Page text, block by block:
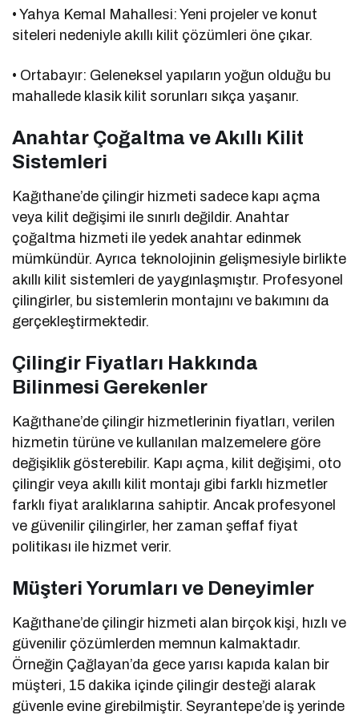
• Yahya Kemal Mahallesi: Yeni projeler ve konut
siteleri nedeniyle akıllı kilit çözümleri öne çıkar.
• Ortabayır: Geleneksel yapıların yoğun olduğu bu
mahallede klasik kilit sorunları sıkça yaşanır.
Anahtar Çoğaltma ve Akıllı Kilit
Sistemleri
Kağıthane’de çilingir hizmeti sadece kapı açma
veya kilit değişimi ile sınırlı değildir. Anahtar
çoğaltma hizmeti ile yedek anahtar edinmek
mümkündür. Ayrıca teknolojinin gelişmesiyle birlikte
akıllı kilit sistemleri de yaygınlaşmıştır. Profesyonel
çilingirler, bu sistemlerin montajını ve bakımını da
gerçekleştirmektedir.
Çilingir Fiyatları Hakkında
Bilinmesi Gerekenler
Kağıthane’de çilingir hizmetlerinin fiyatları, verilen
hizmetin türüne ve kullanılan malzemelere göre
değişiklik gösterebilir. Kapı açma, kilit değişimi, oto
çilingir veya akıllı kilit montajı gibi farklı hizmetler
farklı fiyat aralıklarına sahiptir. Ancak profesyonel
ve güvenilir çilingirler, her zaman şeffaf fiyat
politikası ile hizmet verir.
Müşteri Yorumları ve Deneyimler
Kağıthane’de çilingir hizmeti alan birçok kişi, hızlı ve
güvenilir çözümlerden memnun kalmaktadır.
Örneğin Çağlayan’da gece yarısı kapıda kalan bir
müşteri, 15 dakika içinde çilingir desteği alarak
güvenle evine girebilmiştir. Seyrantepe’de iş yerinde